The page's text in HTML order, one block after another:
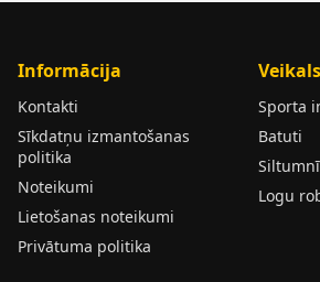
Informācija
Kontakti
Sīkdatņu izmantošanas
politika
Noteikumi
Lietošanas noteikumi
Privātuma politika
Veikals
Sporta
Batuti
Logu